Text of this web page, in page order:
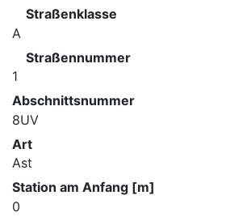
Straßenklasse
A
Straßennummer
1
Abschnittsnummer
8UV
Art
Ast
Station am Anfang [m]
0